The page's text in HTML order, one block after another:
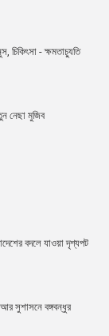
চিকিৎসা - ক্ষমতাচ্যুতি
নেছা মুজিব
বদলে যাওয়া দৃশ্যপট
সুশাসনে বঙ্গবন্ধুর